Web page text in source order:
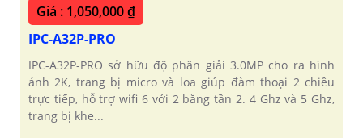
Giá : 1,050,000 ₫
IPC-A32P-PRO
IPC-A32P-PRO sở hữu độ phân giải 3.0MP cho ra hình
ảnh 2K, trang bị micro và loa giúp đàm thoại 2 chiều
trực tiếp, hỗ trợ wifi 6 với 2 băng tần 2. 4 Ghz và 5 Ghz,
trang bị khe...